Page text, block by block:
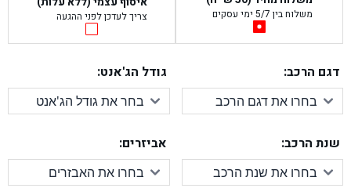
משלוח בין 5/7 ימי עסקים צריך לעדכן לפני ההגעה
דגם הרכב: גודל הג'אנט:
שנת הרכב: אביזרים: